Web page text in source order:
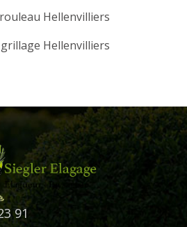
Hellenvilliers
Hellenvilliers
91